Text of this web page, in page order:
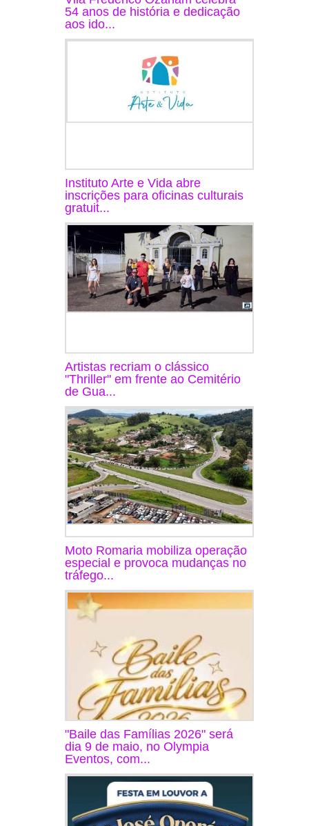
54 anos de história e dedicação
aos ido...
Instituto Arte e Vida abre
inscrições para oficinas culturais
gratuit...
Artistas recriam o clássico
"Thriller" em frente ao Cemitério
de Gua...
Moto Romaria mobiliza operação
especial e provoca mudanças no
tráfego...
"Baile das Famílias 2026" será
dia 9 de maio, no Olympia
Eventos, com...